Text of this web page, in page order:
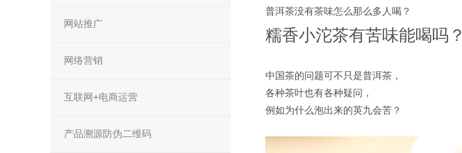
普洱茶没有茶味怎么那么多人喝？
糯香小沱茶有苦味能喝吗？
中国茶的问题可不只是普洱茶，
各种茶叶也有各种疑问，
例如为什么泡出来的英九会苦？
网站推广
网络营销
互联网+电商运营
产品溯源防伪二维码